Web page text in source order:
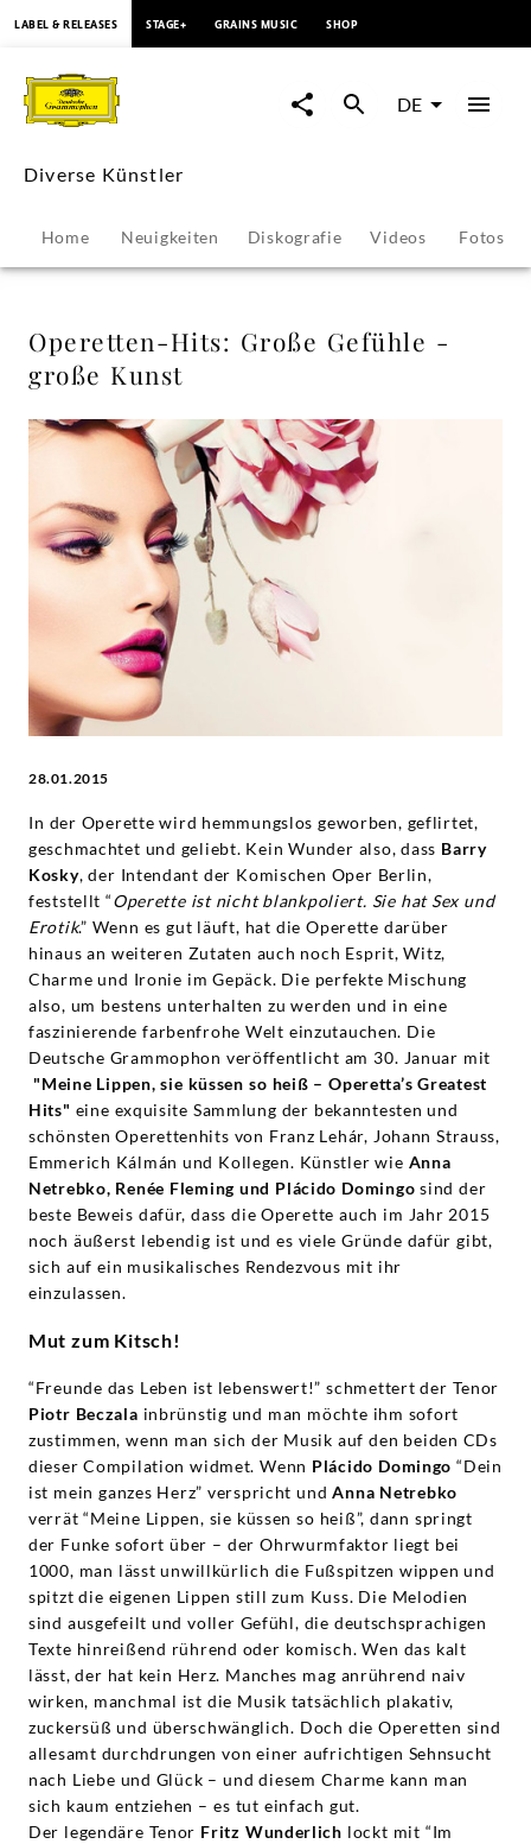
Operetten-
Hits:
Große
Gefühle
-
große
Kunst
Diverse
Künstler
Deutsche
Grammophon
LABEL & RELEASES STAGE+ GRAINS MUSIC SHOP
DE
Diverse Künstler
Home Neuigkeiten Diskografie Videos Fotos
Operetten-Hits: Große Gefühle -
große Kunst
28.01.2015
In der Operette wird hemmungslos geworben, geflirtet,
geschmachtet und geliebt. Kein Wunder also, dass Barry
Kosky, der Intendant der Komischen Oper Berlin,
feststellt “Operette ist nicht blankpoliert. Sie hat Sex und
Erotik.” Wenn es gut läuft, hat die Operette darüber
hinaus an weiteren Zutaten auch noch Esprit, Witz,
Charme und Ironie im Gepäck. Die perfekte Mischung
also, um bestens unterhalten zu werden und in eine
faszinierende farbenfrohe Welt einzutauchen. Die
Deutsche Grammophon veröffentlicht am 30. Januar mit
"Meine Lippen, sie küssen so heiß – Operetta’s Greatest
Hits" eine exquisite Sammlung der bekanntesten und
schönsten Operettenhits von Franz Lehár, Johann Strauss,
Emmerich Kálmán und Kollegen. Künstler wie Anna
Netrebko, Renée Fleming und Plácido Domingo sind der
beste Beweis dafür, dass die Operette auch im Jahr 2015
noch äußerst lebendig ist und es viele Gründe dafür gibt,
sich auf ein musikalisches Rendezvous mit ihr
einzulassen.
Mut zum Kitsch!
“Freunde das Leben ist lebenswert!” schmettert der Tenor
Piotr Beczala inbrünstig und man möchte ihm sofort
zustimmen, wenn man sich der Musik auf den beiden CDs
dieser Compilation widmet. Wenn Plácido Domingo “Dein
ist mein ganzes Herz” verspricht undAnna Netrebko
verrät “Meine Lippen, sie küssen so heiß”, dann springt
der Funke sofort über – der Ohrwurmfaktor liegt bei
1000, man lässt unwillkürlich die Fußspitzen wippen und
spitzt die eigenen Lippen still zum Kuss. Die Melodien
sind ausgefeilt und voller Gefühl, die deutschsprachigen
Texte hinreißend rührend oder komisch. Wen das kalt
lässt, der hat kein Herz. Manches mag anrührend naiv
wirken, manchmal ist die Musik tatsächlich plakativ,
zuckersüß und überschwänglich. Doch die Operetten sind
allesamt durchdrungen von einer aufrichtigen Sehnsucht
nach Liebe und Glück – und diesem Charme kann man
sich kaum entziehen – es tut einfach gut.
Der legendäre Tenor Fritz Wunderlich lockt mit “Im